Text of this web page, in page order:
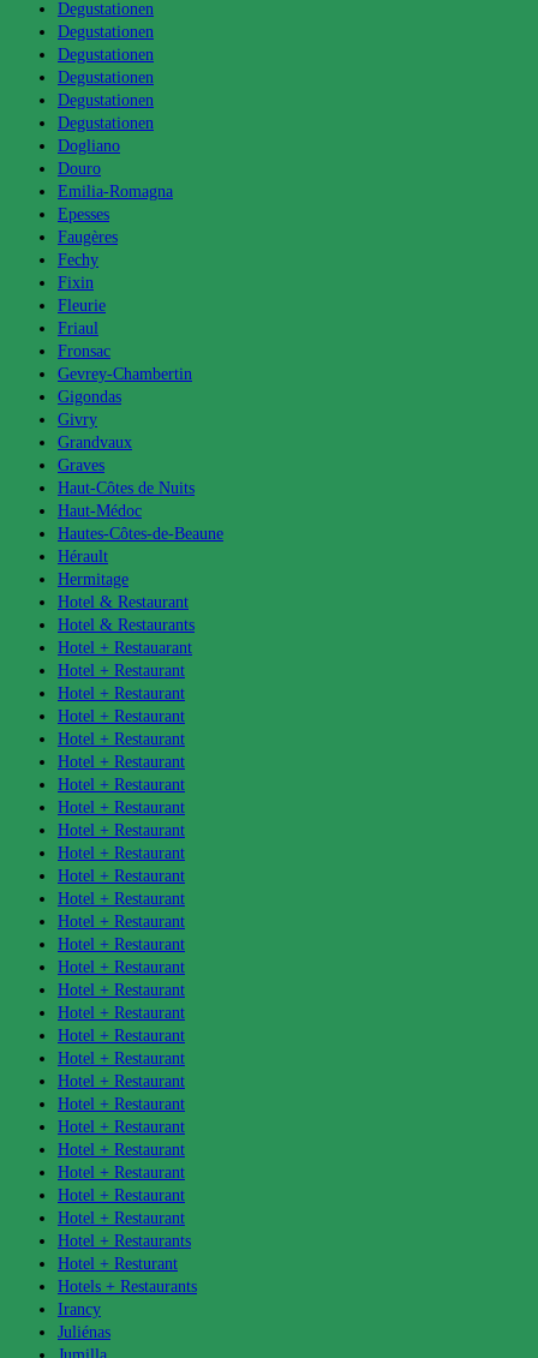
Degustationen
Degustationen
Degustationen
Degustationen
Degustationen
Degustationen
Dogliano
Douro
Emilia-Romagna
Epesses
Faugères
Fechy
Fixin
Fleurie
Friaul
Fronsac
Gevrey-Chambertin
Gigondas
Givry
Grandvaux
Graves
Haut-Côtes de Nuits
Haut-Médoc
Hautes-Côtes-de-Beaune
Hérault
Hermitage
Hotel & Restaurant
Hotel & Restaurants
Hotel + Restauarant
Hotel + Restaurant
Hotel + Restaurant
Hotel + Restaurant
Hotel + Restaurant
Hotel + Restaurant
Hotel + Restaurant
Hotel + Restaurant
Hotel + Restaurant
Hotel + Restaurant
Hotel + Restaurant
Hotel + Restaurant
Hotel + Restaurant
Hotel + Restaurant
Hotel + Restaurant
Hotel + Restaurant
Hotel + Restaurant
Hotel + Restaurant
Hotel + Restaurant
Hotel + Restaurant
Hotel + Restaurant
Hotel + Restaurant
Hotel + Restaurant
Hotel + Restaurant
Hotel + Restaurant
Hotel + Restaurant
Hotel + Restaurants
Hotel + Resturant
Hotels + Restaurants
Irancy
Juliénas